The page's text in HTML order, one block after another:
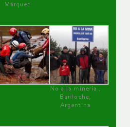
Márquez
No a la minería ,
Bariloche,
Argentina